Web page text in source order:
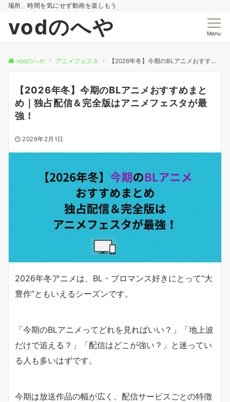
場所、時間を気にせず動画を楽しもう
vodのへや Menu
vodのへや アニメフェスタ 【2026年冬】今期のBLアニメおすすめまとめ｜独占配信＆完全版はアニメフェスタが最強！
【2026年冬】今期のBLアニメおすすめまと
め｜独占配信＆完全版はアニメフェスタが最
強！
2026年2月1日
2026年冬アニメは、BL・ブロマンス好きにとって“大
豊作”ともいえるシーズンです。
「今期のBLアニメってどれを見ればいい？」「地上波
だけで追える？」「配信はどこが強い？」と迷ってい
る人も多いはずです。
今期は放送作品の幅が広く、配信サービスごとの特徴